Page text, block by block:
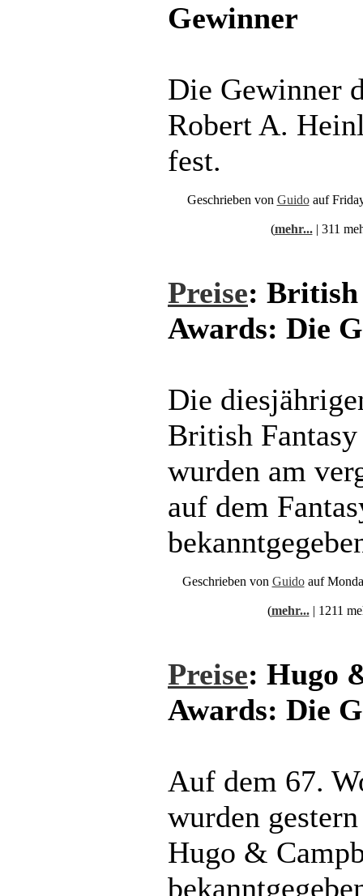
Gewinner
Die Gewinner
Robert A.
fest.
Geschrieben von Guidoauf
(mehr...| 311
Preise: British
Awards: Die
Die
British
wurden am
auf dem
Geschrieben von Guidoauf
(mehr...| 1211
Preise: Hugo
Awards: Die
Auf dem 67.
wurden
Hugo &